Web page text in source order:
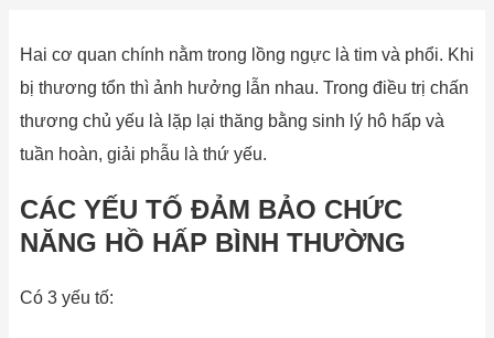
Hai cơ quan chính nằm trong lồng ngực là tim và phổi. Khi
bị thương tổn thì ảnh hưởng lẫn nhau. Trong điều trị chấn
thương chủ yếu là lặp lại thăng bằng sinh lý hô hấp và
tuần hoàn, giải phẫu là thứ yếu.
CÁC YẾU TỐ ĐẢM BẢO CHỨC
NĂNG HỒ HẤP BÌNH THƯỜNG
Có 3 yếu tố: